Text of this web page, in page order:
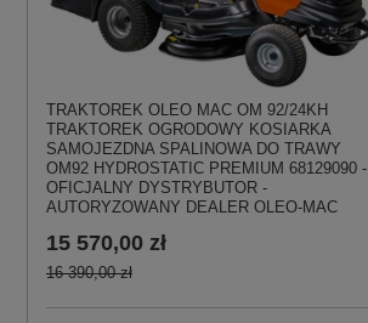
TRAKTOREK OLEO MAC OM 92/24KH
TRAKTOREK OGRODOWY KOSIARKA
SAMOJEZDNA SPALINOWA DO TRAWY
OM92 HYDROSTATIC PREMIUM 68129090 -
OFICJALNY DYSTRYBUTOR -
AUTORYZOWANY DEALER OLEO-MAC
15 570,00 zł
16 390,00 zł